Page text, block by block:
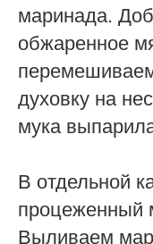
маринада.
обжаренное
духовку на
мука
В отдельной
процеженный
Выливаем